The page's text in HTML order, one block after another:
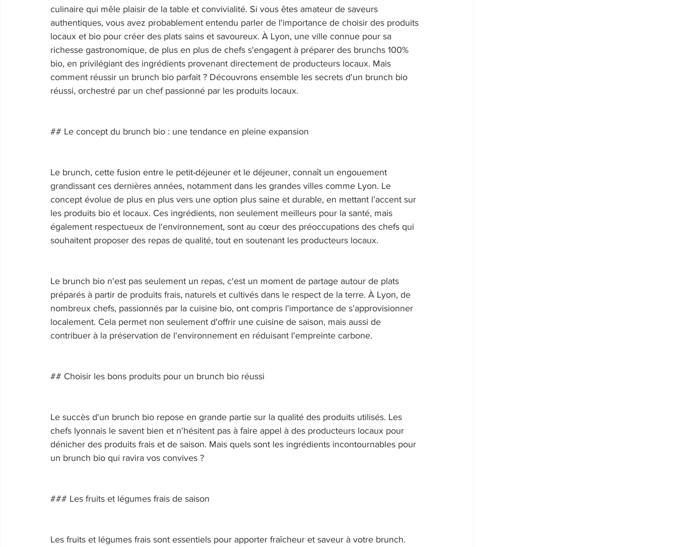
culinaire qui mêle plaisir de la table et convivialité. Si vous êtes amateur de saveurs
authentiques, vous avez probablement entendu parler de l'importance de choisir des produits
locaux et bio pour créer des plats sains et savoureux. À Lyon, une ville connue pour sa
richesse gastronomique, de plus en plus de chefs s'engagent à préparer des brunchs 100%
bio, en privilégiant des ingrédients provenant directement de producteurs locaux. Mais
comment réussir un brunch bio parfait ? Découvrons ensemble les secrets d'un brunch bio
réussi, orchestré par un chef passionné par les produits locaux.
## Le concept du brunch bio : une tendance en pleine expansion
Le brunch, cette fusion entre le petit-déjeuner et le déjeuner, connaît un engouement
grandissant ces dernières années, notamment dans les grandes villes comme Lyon. Le
concept évolue de plus en plus vers une option plus saine et durable, en mettant l’accent sur
les produits bio et locaux. Ces ingrédients, non seulement meilleurs pour la santé, mais
également respectueux de l'environnement, sont au cœur des préoccupations des chefs qui
souhaitent proposer des repas de qualité, tout en soutenant les producteurs locaux.
Le brunch bio n'est pas seulement un repas, c'est un moment de partage autour de plats
préparés à partir de produits frais, naturels et cultivés dans le respect de la terre. À Lyon, de
nombreux chefs, passionnés par la cuisine bio, ont compris l'importance de s’approvisionner
localement. Cela permet non seulement d'offrir une cuisine de saison, mais aussi de
contribuer à la préservation de l'environnement en réduisant l'empreinte carbone.
## Choisir les bons produits pour un brunch bio réussi
Le succès d'un brunch bio repose en grande partie sur la qualité des produits utilisés. Les
chefs lyonnais le savent bien et n'hésitent pas à faire appel à des producteurs locaux pour
dénicher des produits frais et de saison. Mais quels sont les ingrédients incontournables pour
un brunch bio qui ravira vos convives ?
### Les fruits et légumes frais de saison
Les fruits et légumes frais sont essentiels pour apporter fraîcheur et saveur à votre brunch.